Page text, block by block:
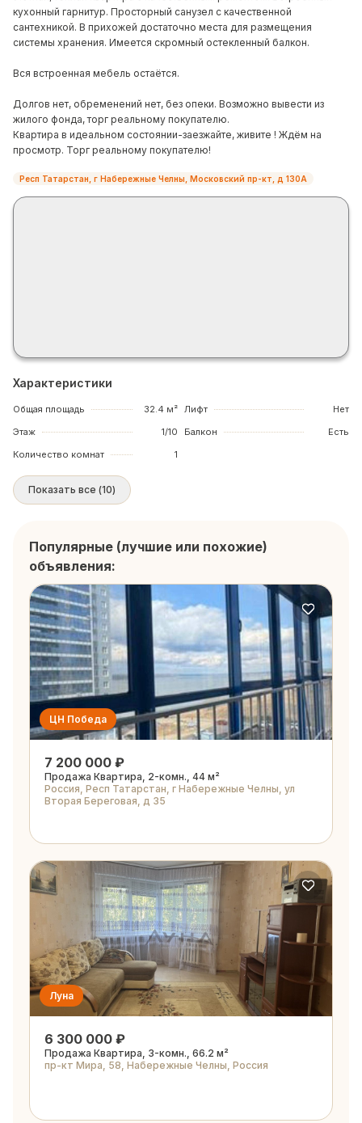
кухонный гарнитур. Просторный санузел с качественной
сантехникой. В прихожей достаточно места для размещения
системы хранения. Имеется скромный остекленный балкон.
Вся встроенная мебель остаётся.
Долгов нет, обременений нет, без опеки. Возможно вывести из
жилого фонда, торг реальному покупателю.
Квартира в идеальном состоянии-заезжайте, живите ! Ждём на
просмотр. Торг реальному покупателю!
Респ Татарстан, г Набережные Челны, Московский пр-кт, д 130А
Характеристики
Общая площадь
32.4 м²
Этаж
1/10
Количество комнат
1
Лифт
Нет
Балкон
Есть
Показать все (10)
Популярные (лучшие или похожие)
объявления:
ЦН Победа
7 200 000 ₽
Продажа Квартира, 2-комн., 44 м²
Россия, Респ Татарстан, г Набережные Челны, ул
Вторая Береговая, д 35
Луна
6 300 000 ₽
Продажа Квартира, 3-комн., 66.2 м²
пр-кт Мира, 58, Набережные Челны, Россия